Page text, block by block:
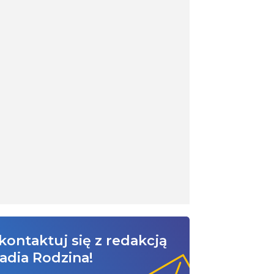
się z redakcją
Rodzina!